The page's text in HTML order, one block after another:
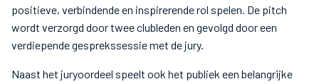
positieve, verbindende en inspirerende rol spelen. De pitch
wordt verzorgd door twee clubleden en gevolgd door een
verdiepende gesprekssessie met de jury.
Naast het juryoordeel speelt ook het publiek een belangrijke